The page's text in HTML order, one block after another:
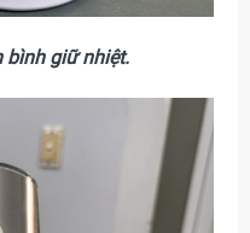
bình giữ nhiệt.